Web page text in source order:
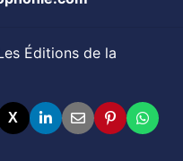
Éditions de la
X